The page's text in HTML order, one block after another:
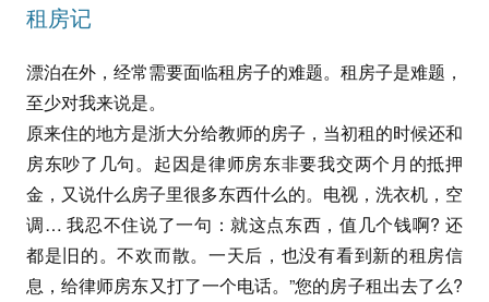
租房记
漂泊在外，经常需要面临租房子的难题。租房子是难题，
至少对我来说是。
原来住的地方是浙大分给教师的房子，当初租的时候还和
房东吵了几句。起因是律师房东非要我交两个月的抵押
金，又说什么房子里很多东西什么的。电视，洗衣机，空
调… 我忍不住说了一句：就这点东西，值几个钱啊? 还
都是旧的。不欢而散。一天后，也没有看到新的租房信
息，给律师房东又打了一个电话。”您的房子租出去了么?